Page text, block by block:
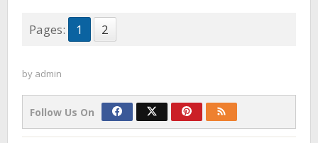
Pages: 1 2
by admin
Follow Us On